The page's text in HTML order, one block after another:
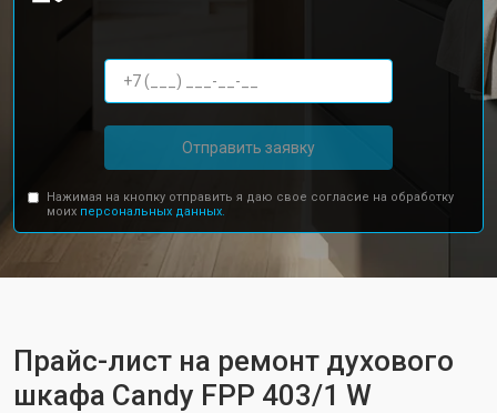
Отправить заявку
Нажимая на кнопку отправить я даю свое согласие на обработку
моих персональных данных.
Прайс-лист на ремонт духового
шкафа Candy FPP 403/1 W